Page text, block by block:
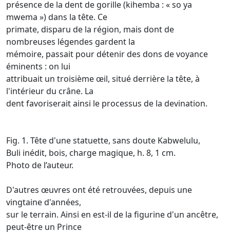
présence de la dent de gorille (kihemba : « so ya
mwema ») dans la tête. Ce
primate, disparu de la région, mais dont de
nombreuses légendes gardent la
mémoire, passait pour détenir des dons de voyance
éminents : on lui
attribuait un troisième œil, situé derrière la tête, à
l'intérieur du crâne. La
dent favoriserait ainsi le processus de la devination.
Fig. 1. Tête d'une statuette, sans doute Kabwelulu,
Buli inédit, bois, charge magique, h. 8, 1 cm.
Photo de l’auteur.
D'autres œuvres ont été retrouvées, depuis une
vingtaine d'années,
sur le terrain. Ainsi en est-il de la figurine d'un ancêtre,
peut-être un Prince